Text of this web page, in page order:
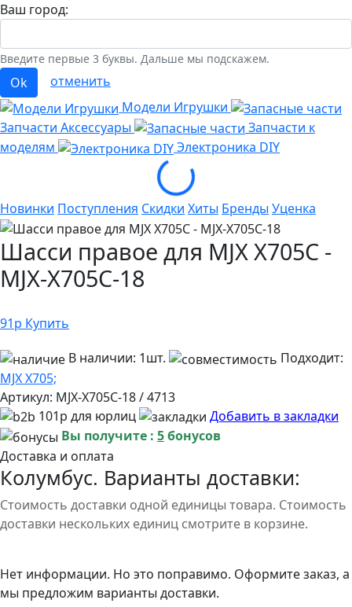
Ваш город:
Введите первые 3 буквы. Дальше мы подскажем.
Ok
отменить
Модели Игрушки
Запчасти Аксессуары
Запчасти к
моделям
Электроника DIY
Loading...
Новинки Поступления Скидки Хиты Бренды Уценка
Шасси правое для MJX X705C -
MJX-X705C-18
91р Купить
В наличии: 1шт.
Подходит:
MJX X705;
Артикул: MJX-X705C-18 / 4713
101р для юрлиц
Добавить в закладки
Вы получите : 5бонусов
Доставка и оплата
Колумбус. Варианты доставки:
Стоимость доставки одной единицы товара. Стоимость
доставки нескольких единиц смотрите в корзине.
Нет информации. Но это поправимо. Оформите заказ, а
мы предложим варианты доставки.